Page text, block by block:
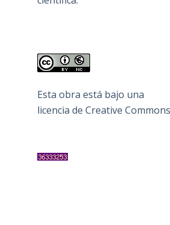
Esta obra está bajo una
licencia de Creative Commons